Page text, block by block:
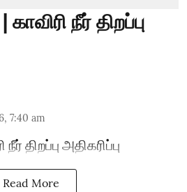
நீர் திறப்பு
7:40 am
திறப்பு அதிகரிப்பு
Read More